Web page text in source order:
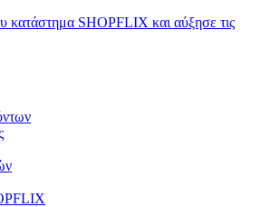
κατάστημα SHOPFLIX και αύξησε τις